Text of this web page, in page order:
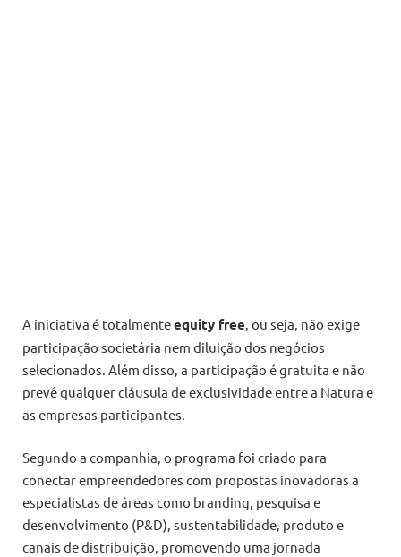
A iniciativa é totalmenteequity free, ou seja, não exige
participação societária nem diluição dos negócios
selecionados. Além disso, a participação é gratuita e não
prevê qualquer cláusula de exclusividade entre a Natura e
as empresas participantes.
Segundo a companhia, o programa foi criado para
conectar empreendedores com propostas inovadoras a
especialistas de áreas como branding, pesquisa e
desenvolvimento (P&D), sustentabilidade, produto e
canais de distribuição, promovendo uma jornada